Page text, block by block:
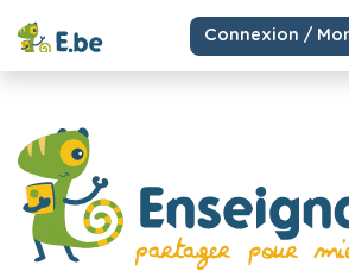
Connexion /